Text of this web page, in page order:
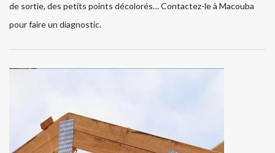
de sortie, des petits points décolorés… Contactez-le à Macouba
pour faire un diagnostic.